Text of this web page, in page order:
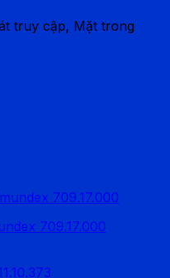
truy cập, Mặt trong
709.17.000